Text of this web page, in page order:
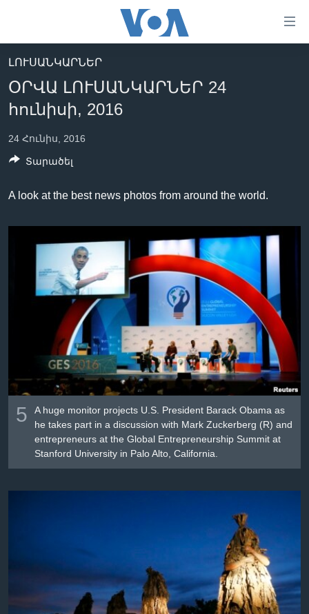
հիմնական
բովանդակությանը
անցնել
հիմնական
բովանդակությանը
բովանդակություն
ԼՈՒՐԵՐ
ՍՓՅՈՒՌՔ
ՏԵՍԱՆՅՈՒԹԵՐ
ՖԻԼՄԵՐ
ՄԵՐ ՄԱՍԻՆ
«ԱՄԵՐԻԿԱՅԻ ՁԱՅՆ»-Ի ԿԱՆՈՆԱԴՐՈՒԹՅՈՒՆ
ԿԱՊ ՄԵԶ ՀԵՏ
Learning English
ՀԵՏԵՒԵՔ ՄԵԶ
Լեզուներ
ԼՈՒՍԱՆԿԱՐՆԵՐ
ՕՐՎԱ ԼՈՒՍԱՆԿԱՐՆԵՐ 24
հունիսի, 2016
24 Հունիս, 2016
A look at the best news photos from around the world.
5
A huge monitor projects U.S. President Barack Obama as
he takes part in a discussion with Mark Zuckerberg (R) and
entrepreneurs at the Global Entrepreneurship Summit at
Stanford University in Palo Alto, California.
Տարածել